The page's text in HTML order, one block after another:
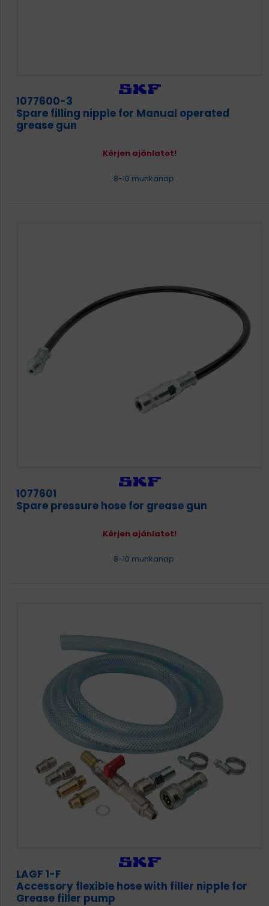
1077600-3
Spare filling nipple for Manual operated
grease gun
Kérjen ajánlatot!
8-10 munkanap
1077601
Spare pressure hose for grease gun
Kérjen ajánlatot!
8-10 munkanap
LAGF 1-F
Accessory flexible hose with filler nipple for
Grease filler pump